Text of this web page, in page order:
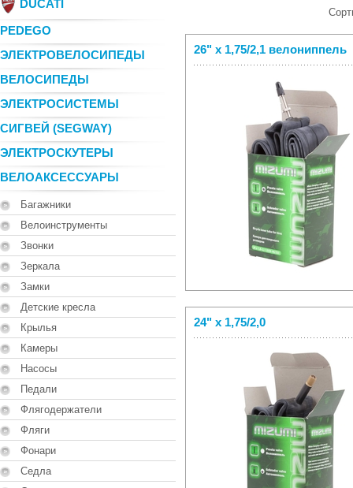
DUCATI
PEDEGO
ЭЛЕКТРОВЕЛОСИПЕДЫ
ВЕЛОСИПЕДЫ
ЭЛЕКТРОСИСТЕМЫ
СИГВЕЙ (SEGWAY)
ЭЛЕКТРОСКУТЕРЫ
ВЕЛОАКСЕССУАРЫ
Багажники
Велоинструменты
Звонки
Зеркала
Замки
Детские кресла
Крылья
Камеры
Насосы
Педали
Флягодержатели
Фляги
Фонари
Седла
26" x 1,75/2,1 велониппель
24" x 1,75/2,0